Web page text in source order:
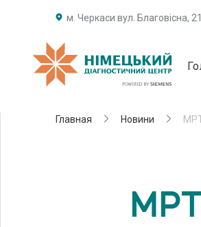
м. Черкаси вул. Благовісна,
Главная Новини